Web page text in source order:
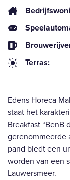
Terras:
Edens Horeca
staat het
Breakfast “BenB
gerenommeerde
pand biedt een
worden van een
Lauwersmeer.